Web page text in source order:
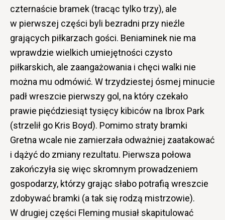
czternaście bramek (tracąc tylko trzy), ale
w pierwszej części byli bezradni przy nieźle
grających piłkarzach gości. Beniaminek nie ma
wprawdzie wielkich umiejętności czysto
piłkarskich, ale zaangażowania i chęci walki nie
można mu odmówić. W trzydziestej ósmej minucie
padł wreszcie pierwszy gol, na który czekało
prawie pięćdziesiąt tysięcy kibiców na Ibrox Park
(strzelił go Kris Boyd). Pomimo straty bramki
Gretna wcale nie zamierzała odważniej zaatakować
i dążyć do zmiany rezultatu. Pierwsza połowa
zakończyła się więc skromnym prowadzeniem
gospodarzy, którzy grając słabo potrafią wreszcie
zdobywać bramki (a tak się rodzą mistrzowie).
W drugiej części Fleming musiał skapitulować